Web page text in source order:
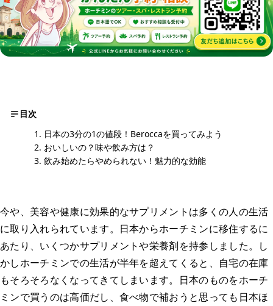
目次
日本の3分の1の値段！Beroccaを買ってみよう
おいしいの？味や飲み方は？
飲み始めたらやめられない！魅力的な効能
今や、美容や健康に効果的なサプリメントは多くの人の生活
に取り入れられています。日本からホーチミンに移住するに
あたり、いくつかサプリメントや栄養剤を持参しました。し
かしホーチミンでの生活が半年を超えてくると、自宅の在庫
もそろそろなくなってきてしまいます。日本のものをホーチ
ミンで買うのは高価だし、食べ物で補おうと思っても日本ほ